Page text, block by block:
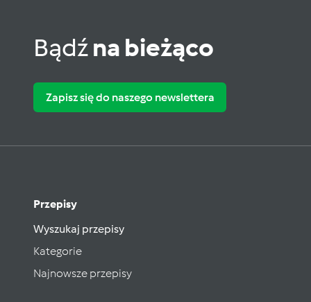
Bądźna bieżąco
Zapisz się do naszego newslettera
Przepisy
Wyszukaj przepisy
Kategorie
Najnowsze przepisy